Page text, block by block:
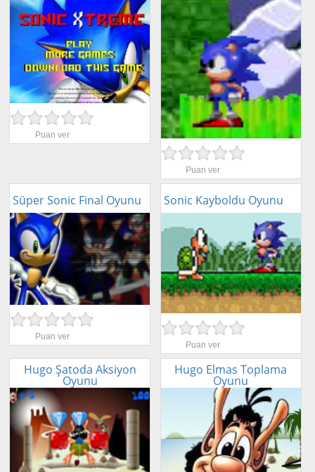
Puan ver
Puan ver
Süper Sonic Final Oyunu
Puan ver
Sonic Kayboldu Oyunu
Puan ver
Hugo Şatoda Aksiyon
Oyunu
Hugo Elmas Toplama
Oyunu